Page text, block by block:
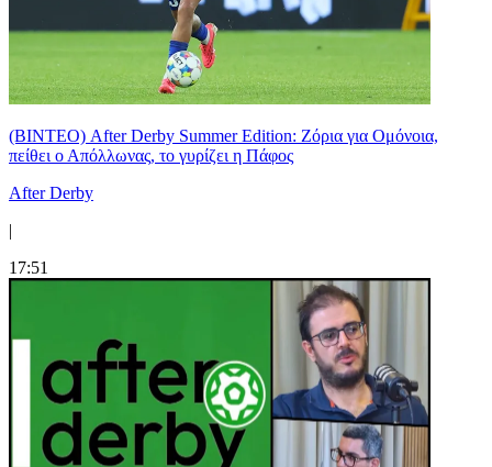
(ΒΙΝΤΕΟ) After Derby Summer Edition: Ζόρια για Ομόνοια,
πείθει ο Απόλλωνας, το γυρίζει η Πάφος
After Derby
|
17:51